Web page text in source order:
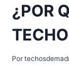
¿POR
Por